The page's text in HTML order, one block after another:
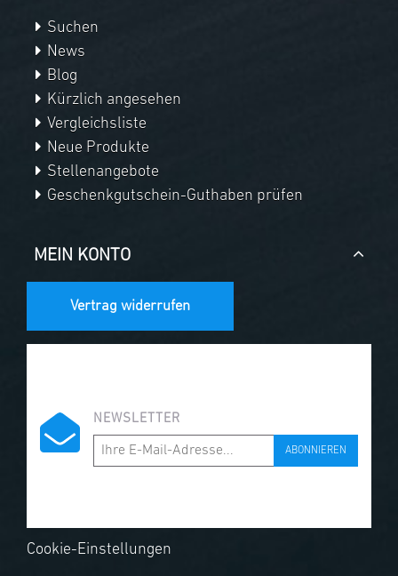
Suchen
News
Blog
Kürzlich angesehen
Vergleichsliste
Neue Produkte
Stellenangebote
Geschenkgutschein-Guthaben prüfen
MEIN KONTO
Vertrag widerrufen
NEWSLETTER
ABONNIEREN
Cookie-Einstellungen